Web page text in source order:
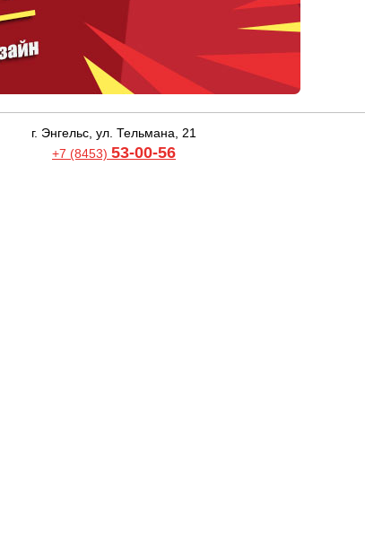
г. Энгельс, ул. Тельмана, 21
+7 (8453) 53-00-56